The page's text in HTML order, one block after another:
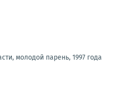
молодой парень, 1997 года